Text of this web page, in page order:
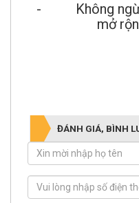
- Không
mở
ĐÁNH GIÁ, BÌNH